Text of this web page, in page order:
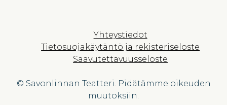
Yhteystiedot
Tietosuojakäytäntö ja rekisteriseloste
Saavutettavuusseloste
© Savonlinnan Teatteri. Pidätämme oikeuden
muutoksiin.